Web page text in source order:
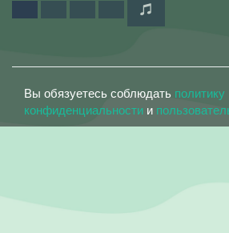
Вы обязуетесь соблюдать политику
конфиденциальности и